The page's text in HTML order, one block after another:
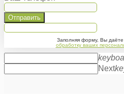
Отправить
Заполняя форму, Вы даёте
обработку ваших
Next